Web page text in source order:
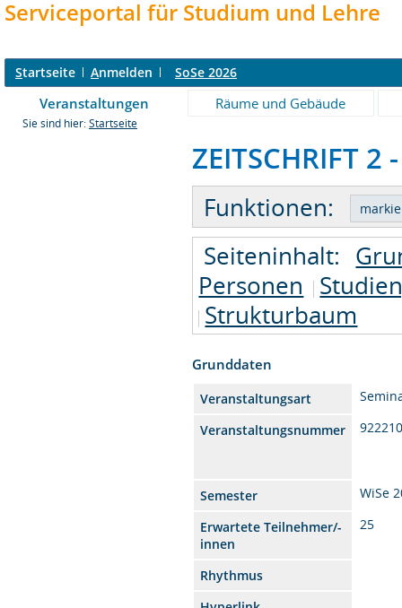
Serviceportal für Studium und Lehre
Startseite Anmelden SoSe 2026
Veranstaltungen Räume und Gebäude
Sie sind hier: Startseite
ZEITSCHRIFT
Funktionen:
Seiteninhalt:
Personen
Strukturbaum
Grunddaten
Veranstaltungsart
Veranstaltungsnummer
Semester
WiSe
Erwartete Teilnehmer/-
innen
25
Rhythmus